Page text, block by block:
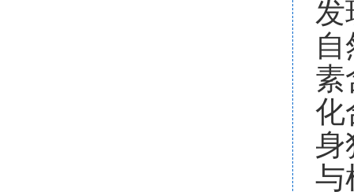
发
素
化
身
与